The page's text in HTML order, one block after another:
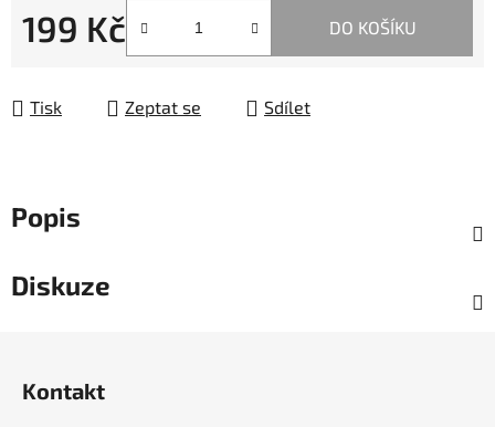
199 Kč DO KOŠÍKU
Tisk Zeptat se Sdílet
Popis
Diskuze
Kontakt